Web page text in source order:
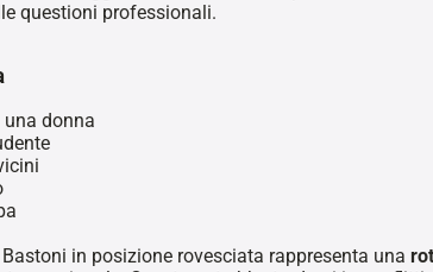
questioni professionali.
donna
in posizione rovesciata rappresenta una